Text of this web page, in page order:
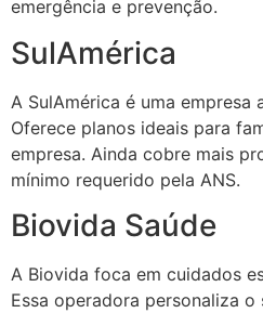
emergência e prevenção.
SulAmérica
A SulAmérica é uma empresa
Oferece planos ideais para
empresa. Ainda cobre mais
mínimo requerido pela ANS.
Biovida Saúde
A Biovida foca em cuidados
Essa operadora personaliza